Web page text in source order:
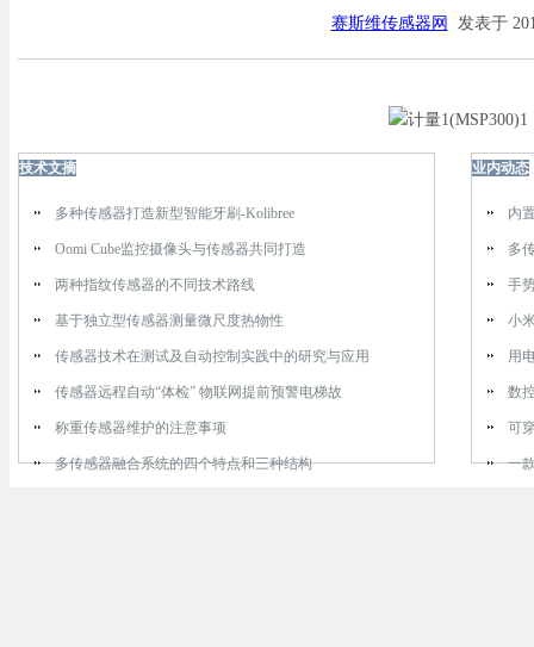
赛斯维传感器网 发表于
技术文摘
多种传感器打造新型智能牙刷-Kolibree
Oomi Cube监控摄像头与传感器共同打造
两种指纹传感器的不同技术路线
基于独立型传感器测量微尺度热物性
传感器技术在测试及自动控制实践中的研究与应用
传感器远程自动“体检” 物联网提前预警电梯故
称重传感器维护的注意事项
多传感器融合系统的四个特点和三种结构
业内动态
内
多
手
小
用
数
可
一